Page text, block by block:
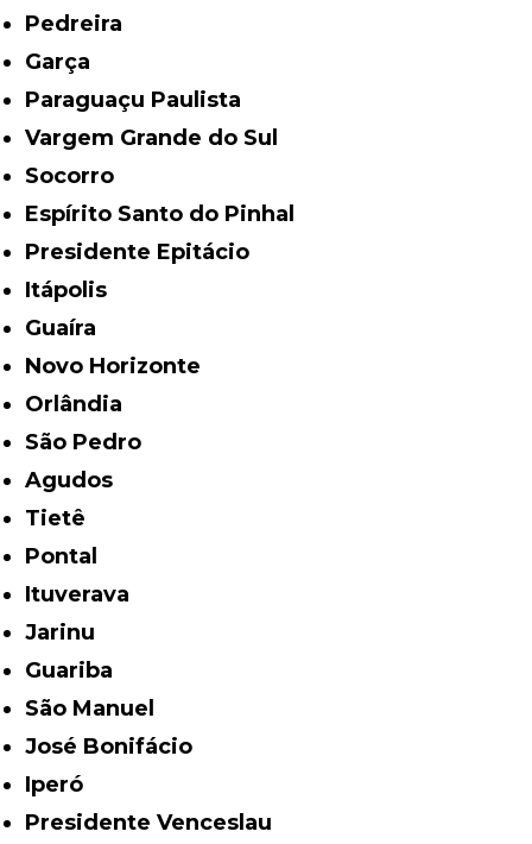
Pedreira
Garça
Paraguaçu Paulista
Vargem Grande do Sul
Socorro
Espírito Santo do Pinhal
Presidente Epitácio
Itápolis
Guaíra
Novo Horizonte
Orlândia
São Pedro
Agudos
Tietê
Pontal
Ituverava
Jarinu
Guariba
São Manuel
José Bonifácio
Iperó
Presidente Venceslau